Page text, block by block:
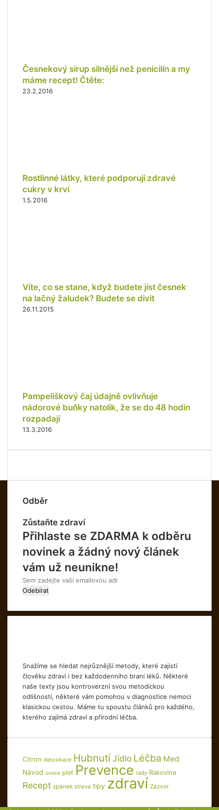
a
d
r
Česnekový sirup silnější než penicilín a my
máme recept! Čtěte:
23.2.2016
Rostlinné látky, které podporují zdravé
cukry v krvi
1.5.2016
Víte, co se stane, když budete jíst česnek
na lačný žaludek? Budete se divit
26.11.2015
Pampeliškový čaj údajně ovlivňuje
nádorové buňky natolik, že se do 48 hodin
rozpadají
13.3.2016
Odběr
Zůstaňte zdraví
Přihlaste se ZDARMA k odběru
novinek a žádný nový článek
vám už neunikne!
Sem
zadejte
emailovou
Snažíme se hledat nejrůznější metody, které zajistí
člověku zdraví i bez každodenního braní léků. Některé
naše texty jsou kontroverzní svou metodickou
odlišností, některé vám pomohou v diagnostice nemoci
klasickou cestou. Máme tu spoustu článků pro každého,
kterého zajímá zdraví a přírodní léčba.
Citron detoxikace HubnutíJídlo Léčba Med
Návod ovoce pleť Prevence rady Rakovina
Recept spánek strava tipy zdraví Zázvor